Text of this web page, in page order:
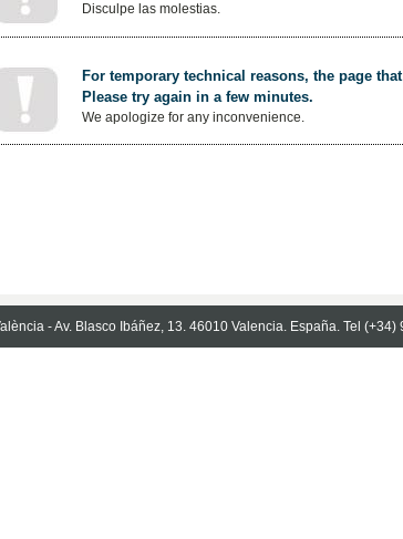
Disculpe las molestias.
For temporary technical reasons, the page
Please try again in a few minutes.
We apologize for any inconvenience.
- Av. Blasco Ibáñez, 13. 46010 Valencia. España. Tel (+34)